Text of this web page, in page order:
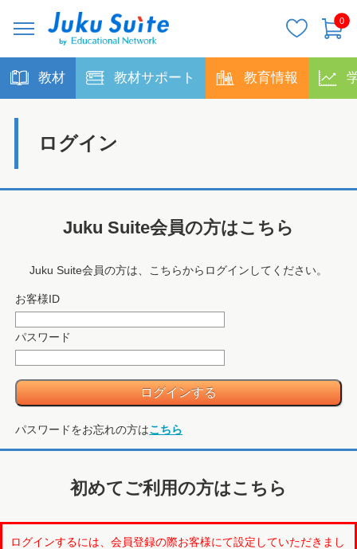
0
教材 教材サポート 教育情報
ログイン
Juku Suite会員の方はこちら
Juku Suite会員の方は、こちらからログインしてください。
お客様ID
パスワード
パスワードをお忘れの方はこちら
初めてご利用の方はこちら
ログインするには、会員登録の際お客様にて設定していただきまし